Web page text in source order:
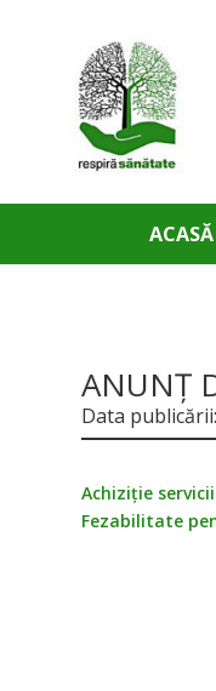
ACASĂ
ANUNȚ
Data
Achiziție
Fezabilitate